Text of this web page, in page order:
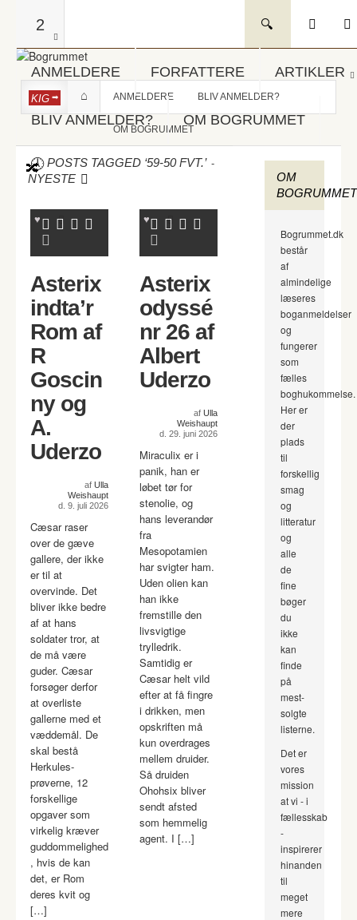
2
ANMELDERE FORFATTERE ARTIKLER
BLIV ANMELDER? OM BOGRUMMET
KIG ANMELDERE BLIV ANMELDER?
OM BOGRUMMET
POSTS TAGGED ‘59-50 FVT.’ -
NYESTE
Asterix
indta’r
Rom af
R
Goscin
ny og
A.
Uderzo
af Ulla
Weishaupt
d. 9. juli 2026
Cæsar raser
over de gæve
gallere, der ikke
er til at
overvinde. Det
bliver ikke bedre
af at hans
soldater tror, at
de må være
guder. Cæsar
forsøger derfor
at overliste
gallerne med et
væddemål. De
skal bestå
Herkules-
prøverne, 12
forskellige
opgaver som
virkelig kræver
guddommelighed
, hvis de kan
det, er Rom
deres kvit og
[…]
Asterix
odyssé
nr 26 af
Albert
Uderzo
af Ulla
Weishaupt
d. 29. juni 2026
Miraculix er i
panik, han er
løbet tør for
stenolie, og
hans leverandør
fra
Mesopotamien
har svigter ham.
Uden olien kan
han ikke
fremstille den
livsvigtige
trylledrik.
Samtidig er
Cæsar helt vild
efter at få fingre
i drikken, men
opskriften må
kun overdrages
mellem druider.
Så druiden
Ohohsix bliver
sendt afsted
som hemmelig
agent. I […]
OM
BOGRUMMET
Bogrummet.dk
består
af
almindelige
læseres
boganmeldelser
og
fungerer
som
fælles
boghukommelse.
Her er
der
plads
til
forskellig
smag
og
litteratur
og
alle
de
fine
bøger
du
ikke
kan
finde
på
mest-
solgte
listerne.
Det er
vores
mission
at vi - i
fællesskab
-
inspirerer
hinanden
til
meget
mere